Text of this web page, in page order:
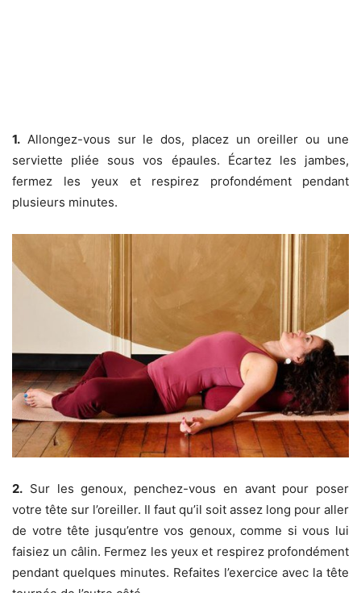
1. Allongez-vous sur le dos, placez un oreiller ou une
serviette pliée sous vos épaules. Écartez les jambes,
fermez les yeux et respirez profondément pendant
plusieurs minutes.
2. Sur les genoux, penchez-vous en avant pour poser
votre tête sur l’oreiller. Il faut qu’il soit assez long pour aller
de votre tête jusqu’entre vos genoux, comme si vous lui
faisiez un câlin. Fermez les yeux et respirez profondément
pendant quelques minutes. Refaites l’exercice avec la tête